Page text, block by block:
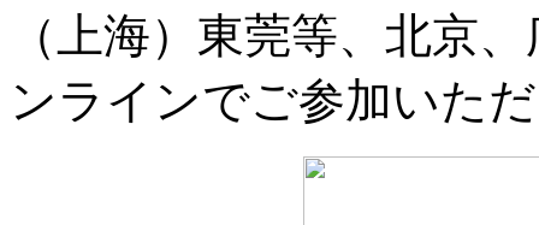
（上海）東莞等、北京
ンラインでご参加いた